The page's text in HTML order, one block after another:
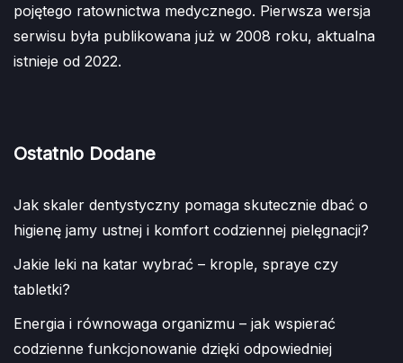
pojętego ratownictwa medycznego. Pierwsza wersja
serwisu była publikowana już w 2008 roku, aktualna
istnieje od 2022.
Ostatnio Dodane
Jak skaler dentystyczny pomaga skutecznie dbać o
higienę jamy ustnej i komfort codziennej pielęgnacji?
Jakie leki na katar wybrać – krople, spraye czy
tabletki?
Energia i równowaga organizmu – jak wspierać
codzienne funkcjonowanie dzięki odpowiedniej